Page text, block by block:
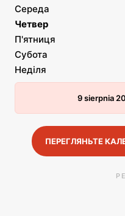
Середа
Четвер
П'ятниця
Субота
Неділя
9 sierpnia
ПЕРЕГЛЯНЬТЕ